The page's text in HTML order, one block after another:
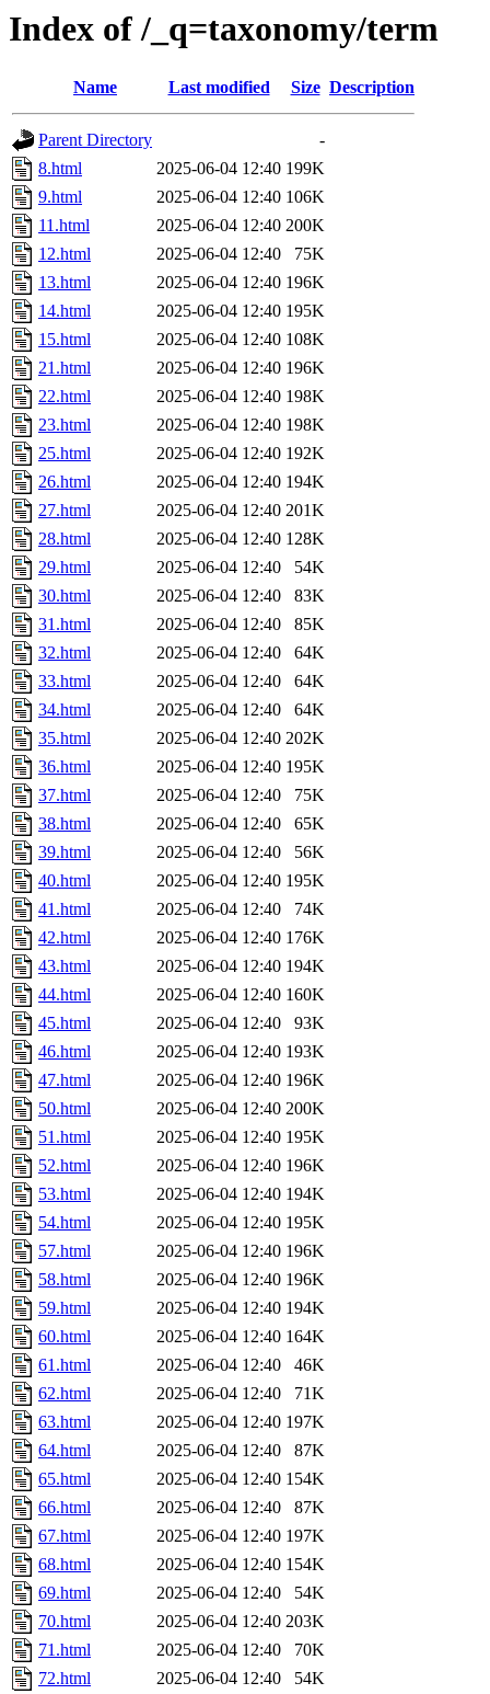
Index of /_q=taxonomy/term
Name Last modified Size Description
Parent Directory
-
8.html
2025-06-04 12:40 199K
9.html
2025-06-04 12:40 106K
11.html
2025-06-04 12:40 200K
12.html
2025-06-04 12:40
75K
13.html
2025-06-04 12:40 196K
14.html
2025-06-04 12:40 195K
15.html
2025-06-04 12:40 108K
21.html
2025-06-04 12:40 196K
22.html
2025-06-04 12:40 198K
23.html
2025-06-04 12:40 198K
25.html
2025-06-04 12:40 192K
26.html
2025-06-04 12:40 194K
27.html
2025-06-04 12:40 201K
28.html
2025-06-04 12:40 128K
29.html
2025-06-04 12:40
54K
30.html
2025-06-04 12:40
83K
31.html
2025-06-04 12:40
85K
32.html
2025-06-04 12:40
64K
33.html
2025-06-04 12:40
64K
34.html
2025-06-04 12:40
64K
35.html
2025-06-04 12:40 202K
36.html
2025-06-04 12:40 195K
37.html
2025-06-04 12:40
75K
38.html
2025-06-04 12:40
65K
39.html
2025-06-04 12:40
56K
40.html
2025-06-04 12:40 195K
41.html
2025-06-04 12:40
74K
42.html
2025-06-04 12:40 176K
43.html
2025-06-04 12:40 194K
44.html
2025-06-04 12:40 160K
45.html
2025-06-04 12:40
93K
46.html
2025-06-04 12:40 193K
47.html
2025-06-04 12:40 196K
50.html
2025-06-04 12:40 200K
51.html
2025-06-04 12:40 195K
52.html
2025-06-04 12:40 196K
53.html
2025-06-04 12:40 194K
54.html
2025-06-04 12:40 195K
57.html
2025-06-04 12:40 196K
58.html
2025-06-04 12:40 196K
59.html
2025-06-04 12:40 194K
60.html
2025-06-04 12:40 164K
61.html
2025-06-04 12:40
46K
62.html
2025-06-04 12:40
71K
63.html
2025-06-04 12:40 197K
64.html
2025-06-04 12:40
87K
65.html
2025-06-04 12:40 154K
66.html
2025-06-04 12:40
87K
67.html
2025-06-04 12:40 197K
68.html
2025-06-04 12:40 154K
69.html
2025-06-04 12:40
54K
70.html
2025-06-04 12:40 203K
71.html
2025-06-04 12:40
70K
72.html
2025-06-04 12:40
54K